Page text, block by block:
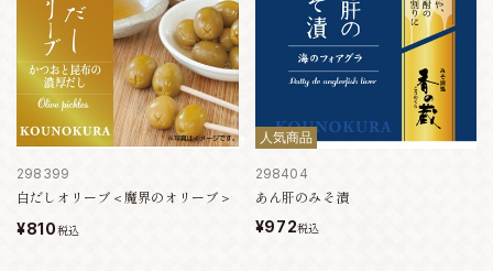
298399
白だしオリーブ＜魔界のオリーブ＞
¥810税込
人気商品
298404
あん肝のみそ漬
¥972税込